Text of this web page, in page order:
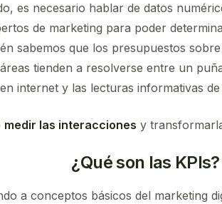
es necesario hablar de datos
de marketing para poder
sabemos que los presupuestos
tienden a resolverse entre un
internet y las lecturas informativas
medir las interacciones y
¿Qué son las KPIs?
a conceptos básicos del marketing